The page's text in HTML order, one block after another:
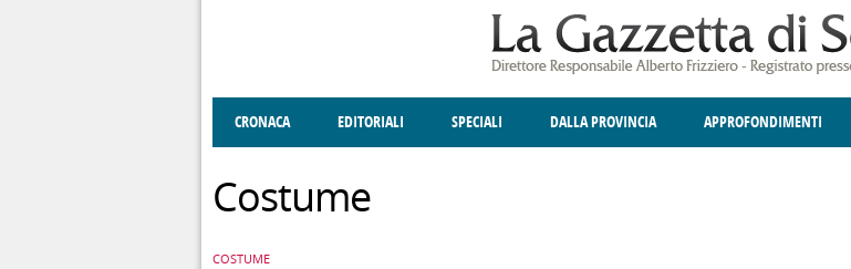
CRONACA EDITORIALI SPECIALI DALLA PROVINCIA APPROFONDIMENTI
Costume
COSTUME